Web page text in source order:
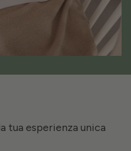
tua esperienza unica